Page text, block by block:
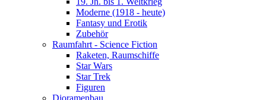
Moderne (1918 - heute)
Fantasy und Erotik
Zubehör
Raumfahrt - Science Fiction
Raketen, Raumschiffe
Star Wars
Star Trek
Figuren
Dioramenbau